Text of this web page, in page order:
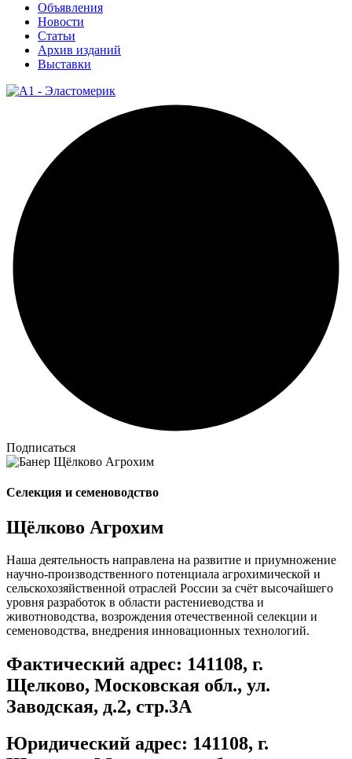
Объявления
Новости
Статьи
Архив изданий
Выставки
Подписаться
Селекция и семеноводство
Щёлково Агрохим
Наша деятельность направлена на развитие и приумножение
научно-производственного потенциала агрохимической и
сельскохозяйственной отраслей России за счёт высочайшего
уровня разработок в области растениеводства и
животноводства, возрождения отечественной селекции и
семеноводства, внедрения инновационных технологий.
Фактический адрес: 141108, г.
Щелково, Московская обл., ул.
Заводская, д.2, стр.3А
Юридический адрес: 141108, г.